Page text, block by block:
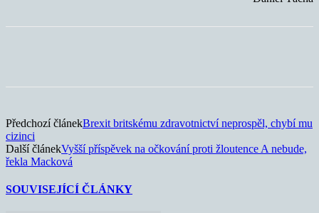
Předchozí článekBrexit britskému zdravotnictví neprospěl, chybí mu
cizinci
Další článekVyšší příspěvek na očkování proti žloutence A nebude,
řekla Macková
SOUVISEJÍCÍ ČLÁNKY